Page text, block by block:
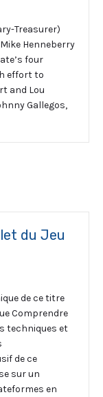
Treasurer)
Henneberry
four
effort to
and Lou
Gallegos,
du Jeu
de ce titre
Comprendre
techniques et
de ce
sur un
en